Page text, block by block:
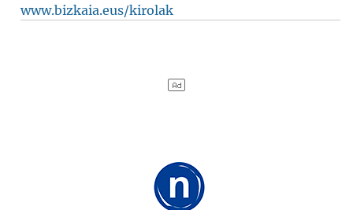
www.bizkaia.eus/kirolak